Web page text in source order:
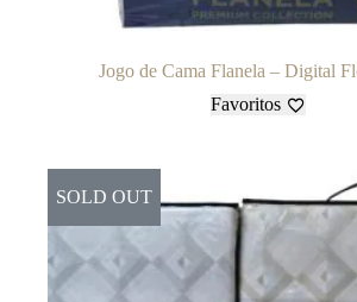
Jogo de Cama Flanela – Digital
Favoritos
SOLD OUT